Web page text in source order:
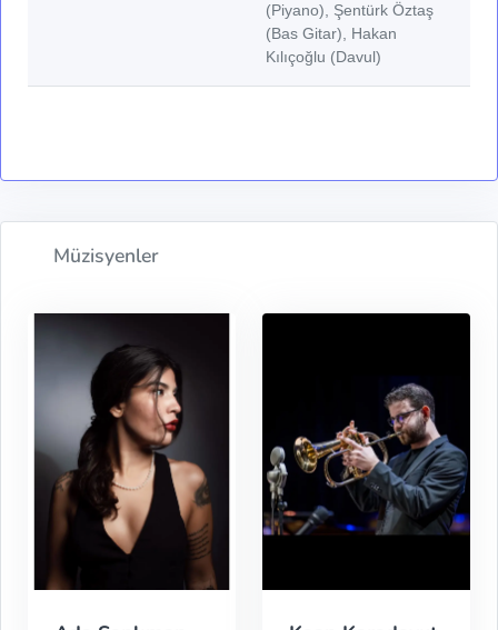
(Piyano), Şentürk Öztaş
(Bas Gitar), Hakan
Kılıçoğlu (Davul)
Müzisyenler